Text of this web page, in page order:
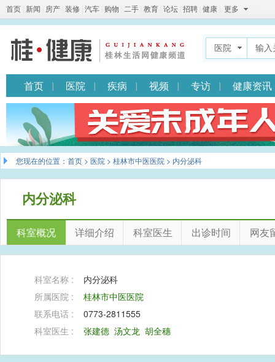
首页 新闻 房产 装修 汽车 购物 二手 教育 论坛 招聘 健康 更多
医院
首页 医院 疾病 视频 专访 健康资讯
您现在的位置： 首页 > 医院 > 桂林市中医医院 > 内分泌科
内分泌科
科室概况 详细介绍 科室医生 出诊时间 网友
科室名称 :
内分泌科
所属医院 :
桂林市中医医院
联系电话 :
0773-2811555
科室医生 :
张建德 汤文龙 胡全穗